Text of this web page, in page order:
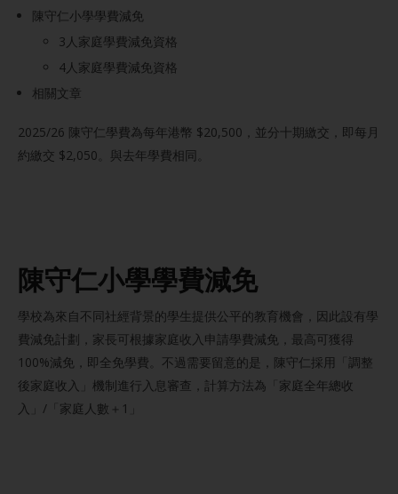
陳守仁小學學費減免
3人家庭學費減免資格
4人家庭學費減免資格
相關文章
2025/26 陳守仁學費為每年港幣 $20,500，並分十期繳交，即每月
約繳交 $2,050。與去年學費相同。
陳守仁小學學費減免
學校為來自不同社經背景的學生提供公平的教育機會，因此設有學
費減免計劃，家長可根據家庭收入申請學費減免，最高可獲得
100%減免，即全免學費。不過需要留意的是，陳守仁採用「調整
後家庭收入」機制進行入息審查，計算方法為「家庭全年總收
入」/「家庭人數＋1」